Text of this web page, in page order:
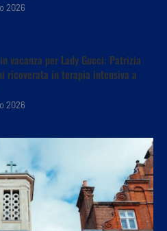
2026
vacanza per Lady Gucci: Patrizia
ricoverata in terapia intensiva a
2026